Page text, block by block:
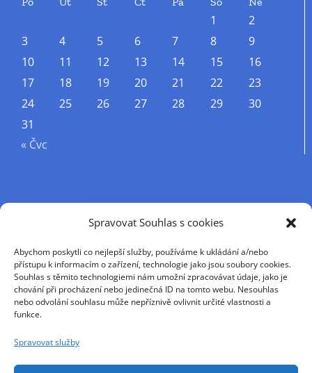
Spravovat Souhlas s cookies
Abychom poskytli co nejlepší služby, používáme k ukládání a/nebo
přístupu k informacím o zařízení, technologie jako jsou soubory cookies.
Souhlas s těmito technologiemi nám umožní zpracovávat údaje, jako je
chování při procházení nebo jedinečná ID na tomto webu. Nesouhlas
nebo odvolání souhlasu může nepříznivě ovlivnit určité vlastnosti a
funkce.
Spravovat služby
1
2
3
4 5 6 7 8
9
10
11 12 13 14 15
16
17
18 19 20 21 22
23
24
25 26 27 28 29
30
31
« Čvc
Příjmení
Křestní jméno
E-mail
Pokračováním přijímáte zásady ochrany osobních